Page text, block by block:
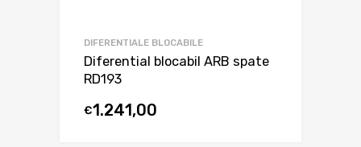
DIFERENTIALE BLOCABILE
Diferential blocabil ARB spate
RD193
€1.241,00